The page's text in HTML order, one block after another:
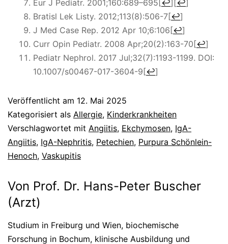
Eur J Pediatr. 2001;160:689–695[↩] [↩]
Bratisl Lek Listy. 2012;113(8):506-7[↩]
J Med Case Rep. 2012 Apr 10;6:106[↩]
Curr Opin Pediatr. 2008 Apr;20(2):163-70[↩]
Pediatr Nephrol. 2017 Jul;32(7):1193-1199. DOI:
10.1007/s00467-017-3604-9[↩]
Veröffentlicht am 12. Mai 2025
Kategorisiert als Allergie, Kinderkrankheiten
Verschlagwortet mit Angiitis, Ekchymosen, IgA-
Angiitis, IgA-Nephritis, Petechien, Purpura Schönlein-
Henoch, Vaskupitis
Von Prof. Dr. Hans-Peter Buscher
(Arzt)
Studium in Freiburg und Wien, biochemische
Forschung in Bochum, klinische Ausbildung und